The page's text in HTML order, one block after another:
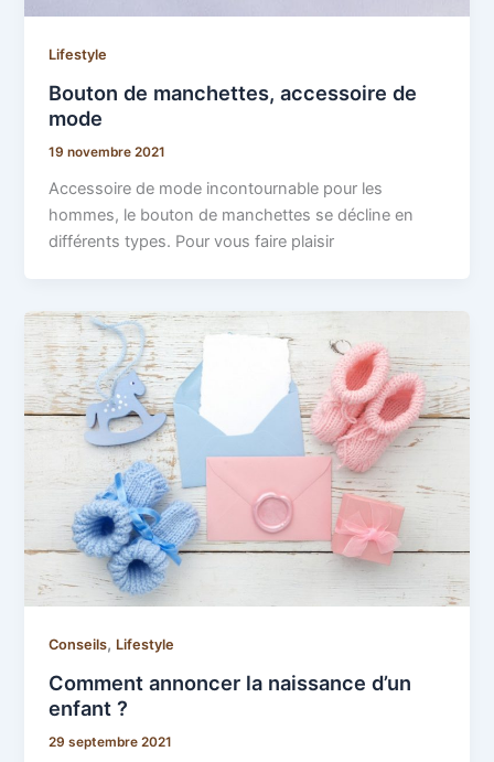
Lifestyle
Bouton de manchettes, accessoire de
mode
19 novembre 2021
Accessoire de mode incontournable pour les
hommes, le bouton de manchettes se décline en
différents types. Pour vous faire plaisir
Conseils, Lifestyle
Comment annoncer la naissance d’un
enfant ?
29 septembre 2021